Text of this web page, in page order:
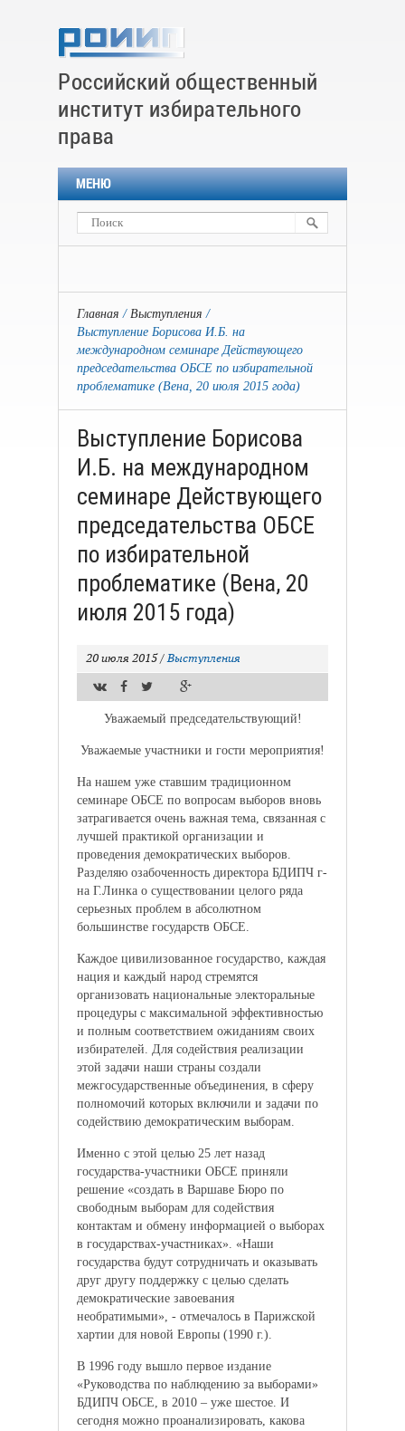
Российский общественный
институт избирательного
права
МЕНЮ
Главная
Выступления
Выступление Борисова И.Б. на
международном семинаре Действующего
председательства ОБСЕ по избирательной
проблематике (Вена, 20 июля 2015 года)
Выступление Борисова
И.Б. на международном
семинаре Действующего
председательства ОБСЕ
по избирательной
проблематике (Вена, 20
июля 2015 года)
20 июля 2015/Выступления
Уважаемый председательствующий!
Уважаемые участники и гости мероприятия!
На нашем уже ставшим традиционном
семинаре ОБСЕ по вопросам выборов вновь
затрагивается очень важная тема, связанная с
лучшей практикой организации и
проведения демократических выборов.
Разделяю озабоченность директора БДИПЧ г-
на Г.Линка о существовании целого ряда
серьезных проблем в абсолютном
большинстве государств ОБСЕ.
Каждое цивилизованное государство, каждая
нация и каждый народ стремятся
организовать национальные электоральные
процедуры с максимальной эффективностью
и полным соответствием ожиданиям своих
избирателей. Для содействия реализации
этой задачи наши страны создали
межгосударственные объединения, в сферу
полномочий которых включили и задачи по
содействию демократическим выборам.
Именно с этой целью 25 лет назад
государства-участники ОБСЕ приняли
решение «создать в Варшаве Бюро по
свободным выборам для содействия
контактам и обмену информацией о выборах
в государствах-участниках». «Наши
государства будут сотрудничать и оказывать
друг другу поддержку с целью сделать
демократические завоевания
необратимыми», - отмечалось в Парижской
хартии для новой Европы (1990 г.).
В 1996 году вышло первое издание
«Руководства по наблюдению за выборами»
БДИПЧ ОБСЕ, в 2010 – уже шестое. И
сегодня можно проанализировать, какова